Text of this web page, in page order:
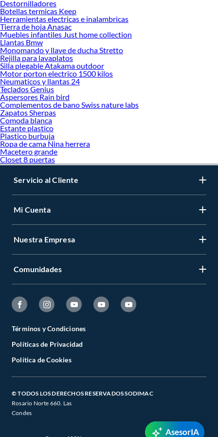
Destornilladores
Botellas termicas Keep
Herramientas electricas e inalambricas
Tierra de hoja Anasac
Muebles infantiles Just home collection
Llantas Bmw
Monomando y llave de ducha Stretto
Rejilla para lavaplatos
Silla plegable Atakama outdoor
Motor porton electrico 1500 kilos
Neumaticos y llantas 24
Teclados Genius
Aspersores Rain bird
Complementos de bano Swiss nature labs
Zapatos Sherpas
Comoda blanca
Estante plastico
Plastico burbuja
Ropa de cama Nina herrera
Macetero grande
Closet 8 puertas
Servicio al Cliente
Mi Cuenta
Nuestra Empresa
Comunidades
Términos y Condiciones
Políticas de Privacidad
Política de Cookies
© TODOS LOS DERECHOS RESERVADOS SODIMAC
Rosario Norte 660. Las
Condes
AsesorIA